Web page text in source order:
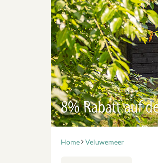
8% Rabatt auf
Home Veluwemeer